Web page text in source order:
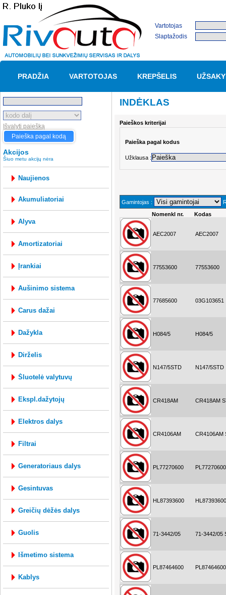
Vartotojas
Slaptažodis
PRADŽIA VARTOTOJAS KREPŠELIS
Išvalyti paiešką
Paieška pagal kodą
Akcijos
Šiuo metu akcijų nėra
Naujienos
akumuliatoriai
alyva
amortizatoriai
įrankiai
aušinimo sistema
carus dažai
dažykla
dirželis
šluotelė valytuvų
ekspl.dažytojų
elektros dalys
filtrai
generatoriaus dalys
gesintuvas
greičių dėžės dalys
guolis
išmetimo sistema
kablys
INDĖKLAS
Paieškos kriterijai
Paieška pagal kodus
Užklausa :
Gamintojas :
Nomenkl nr.
Kodas
AEC2007 AEC2007
77553600 77553600
77685600 03G103651
H084/5 H084/5
N147/5STD N147/5STD
CR418AM CR418AM
CR4106AM CR4106AM
PL77270600
HL87393600
71-3442/05 71-3442/05
PL87464600